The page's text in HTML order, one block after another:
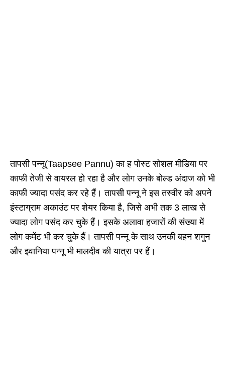
तापसी पन्नू(Taapsee Pannu) का ह पोस्ट सोशल मीडिया पर
काफी तेजी से वायरल हो रहा है और लोग उनके बोल्ड अंदाज को भी
काफी ज्यादा पसंद कर रहे हैं। तापसी पन्नू ने इस तस्वीर को अपने
इंस्टाग्राम अकाउंट पर शेयर किया है, जिसे अभी तक 3 लाख से
ज्यादा लोग पसंद कर चुके हैं। इसके अलावा हजारों की संख्या में
लोग कमेंट भी कर चुके हैं। तापसी पन्नू के साथ उनकी बहन शगुन
और इवानिया पन्नू भी मालदीव की यात्रा पर हैं।